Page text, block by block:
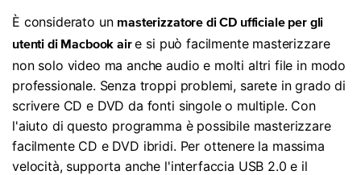
È considerato un masterizzatore di CD ufficiale per gli
utenti di Macbook air e si può facilmente masterizzare
non solo video ma anche audio e molti altri file in modo
professionale. Senza troppi problemi, sarete in grado di
scrivere CD e DVD da fonti singole o multiple. Con
l'aiuto di questo programma è possibile masterizzare
facilmente CD e DVD ibridi. Per ottenere la massima
velocità, supporta anche l'interfaccia USB 2.0 e il